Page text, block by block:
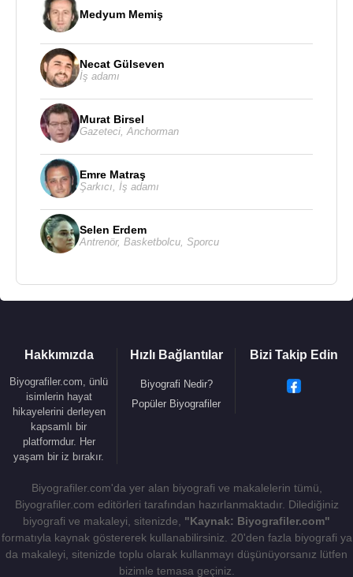
Medyum Memiş
Necat Gülseven
İş adamı
Murat Birsel
Gazeteci Anchorman
Emre Matraş
Şarkıcı İş adamı
Selen Erdem
Antrenör, Basketbolcu Sporcu
Hakkımızda
Biyografiler.com, ünlü
isimlerin hayat
hikayelerini derleyen
kapsamlı bir
platformdur. Her
yaşam bir iz bırakır.
Hızlı Bağlantılar
Biyografi Nedir?
Popüler Biyografiler
Bizi Takip Edin
Biyografiler.com'da yer alan biyografi ve makalelerin tümü,
Biyografiler.com editörleri tarafından hazırlanmaktadır. Dilediğiniz
biyografi ve makaleyi, sitenizde, "Kaynak: Biyografiler.com"
formatıyla kaynak göstererek kullanabilirsiniz. 20'den fazla biyografi ya
da makaleyi, sitenizde toplu olarak kullanmayı düşünüyorsanız lütfen
bizimle temasa geçiniz.